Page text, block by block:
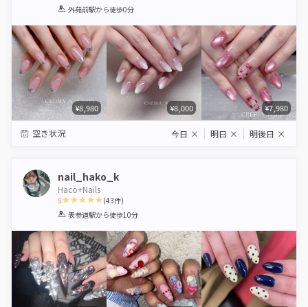
1 2 3 4 5
外苑前駅から徒歩0分
¥8,980 ¥8,000 ¥7,980
空き状況 今日 × 明日 × 明後日 ×
nail_hako_k
Haco+Nails
5
1 2 3 4 5
(43件)
表参道駅から徒歩10分